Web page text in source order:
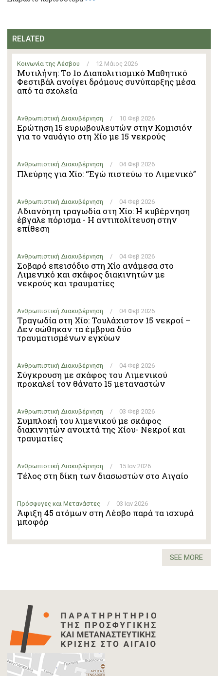
RELATED
Κοινωνία της Λέσβου / 12 Μάιος 2026
Μυτιλήνη: Το 1ο Διαπολιτισμικό Μαθητικό
Φεστιβάλ ανοίγει δρόμους συνύπαρξης μέσα
από τα σχολεία
Ανθρωπιστική Διακυβέρνηση / 10 Φεβ 2026
Ερώτηση 15 ευρωβουλευτών στην Κομισιόν
για το ναυάγιο στη Χίο με 15 νεκρούς
Ανθρωπιστική Διακυβέρνηση / 04 Φεβ 2026
Πλεύρης για Χίο: “Εγώ πιστεύω το Λιμενικό”
Ανθρωπιστική Διακυβέρνηση / 04 Φεβ 2026
Αδιανόητη τραγωδία στη Χίο: Η κυβέρνηση
έβγαλε πόρισμα - Η αντιπολίτευση στην
επίθεση
Ανθρωπιστική Διακυβέρνηση / 04 Φεβ 2026
Σοβαρό επεισόδιο στη Χίο ανάμεσα στο
Λιμενικό και σκάφος διακινητών με
νεκρούς και τραυματίες
Ανθρωπιστική Διακυβέρνηση / 04 Φεβ 2026
Τραγωδία στη Χίο: Τουλάχιστον 15 νεκροί –
Δεν σώθηκαν τα έμβρυα δύο
τραυματισμένων εγκύων
Ανθρωπιστική Διακυβέρνηση / 04 Φεβ 2026
Σύγκρουση με σκάφος του Λιμενικού
προκαλεί τον θάνατο 15 μεταναστών
Ανθρωπιστική Διακυβέρνηση / 03 Φεβ 2026
Συμπλοκή του λιμενικού με σκάφος
διακινητών ανοιχτά της Χίου- Νεκροί και
τραυματίες
Ανθρωπιστική Διακυβέρνηση / 15 Ιαν 2026
Τέλος στη δίκη των διασωστών στο Αιγαίο
Πρόσφυγες και Μετανάστες / 03 Ιαν 2026
Άφιξη 45 ατόμων στη Λέσβο παρά τα ισχυρά
μποφόρ
SEE MORE